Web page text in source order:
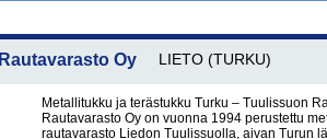
Oy LIETO (TURKU)
Metallitukku ja terästukku Turku – Tuulissuon
Rautavarasto Oy on vuonna 1994 perustettu
rautavarasto Liedon Tuulissuolla, aivan Turun